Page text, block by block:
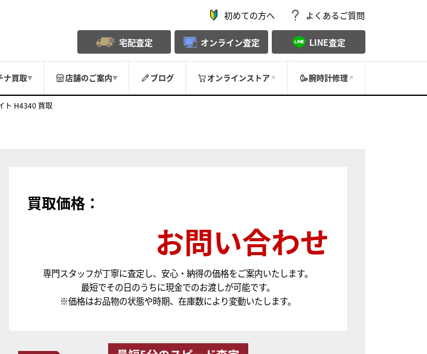
初めての方へ よくあるご質問
宅配査定 オンライン査定 LINE査定
ナ買取▼ 店舗のご案内▼ ブログ オンラインストア 腕時計修理
ト H4340 買取
買取価格：
お問い合わせ
専門スタッフが丁寧に査定し、安心・納得の価格をご案内いたします。
最短でその日のうちに現金でのお渡しが可能です。
※価格はお品物の状態や時期、在庫数により変動いたします。